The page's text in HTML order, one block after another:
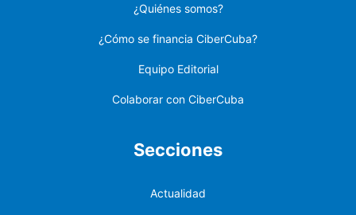
¿Quiénes somos?
¿Cómo se financia CiberCuba?
Equipo Editorial
Colaborar con CiberCuba
Secciones
Actualidad